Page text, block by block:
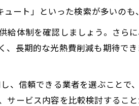
ート」といった検索が多いのも
体制を確認しましょう。さら
長期的な光熱費削減も期待で
、信頼できる業者を選ぶことで
ービス内容を比較検討すること